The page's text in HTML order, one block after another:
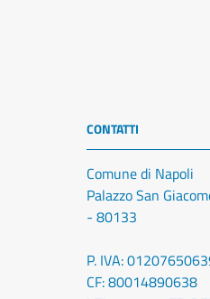
CONTATTI
Comune di Napoli
Palazzo San
- 80133
P. IVA:
CF: 80014890638